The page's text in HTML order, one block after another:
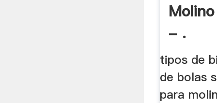
- .
tipos de
de bolas
para